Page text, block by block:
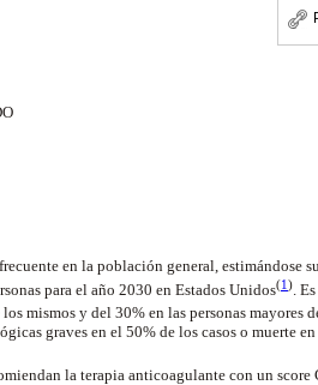
en la población general, estimándose
para el año 2030 en EstadosUnidos(1) .
mismos y del 30% en las personas mayores
graves en el 50% de los casos o muerte
la terapia anticoagulante con un score